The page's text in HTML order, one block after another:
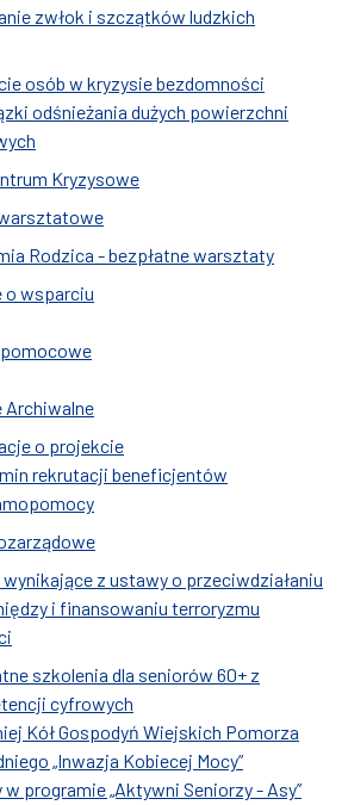
zwłok i szczątków ludzkich
osób w kryzysie bezdomności
odśnieżania dużych powierzchni
Kryzysowe
Rodzica - bezpłatne warsztaty
o wsparciu
Archiwalne
o projekcie
rekrutacji beneficjentów
z ustawy o przeciwdziałaniu
i finansowaniu terroryzmu
szkolenia dla seniorów 60+ z
cyfrowych
Kół Gospodyń Wiejskich Pomorza
„Inwazja Kobiecej Mocy”
w programie „Aktywni Seniorzy - Asy”